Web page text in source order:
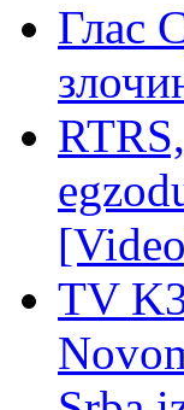
Глас
TV